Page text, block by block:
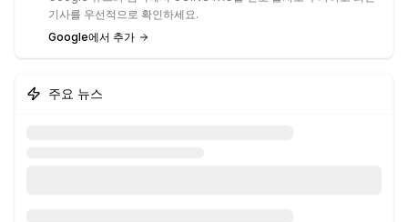
기사를 우선적으로 확인하세요.
Google에서 추가
주요 뉴스